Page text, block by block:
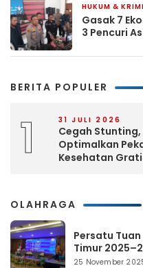
HUKUM &
Gasak 7
3 Pencuri
BERITA POPULER
1 31 JULI 2026
Cegah Stunting,
Optimalkan
Kesehatan
OLAHRAGA
Persatu
Timur
25 November